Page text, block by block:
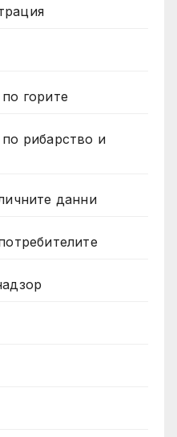
горите
рибарство и
данни